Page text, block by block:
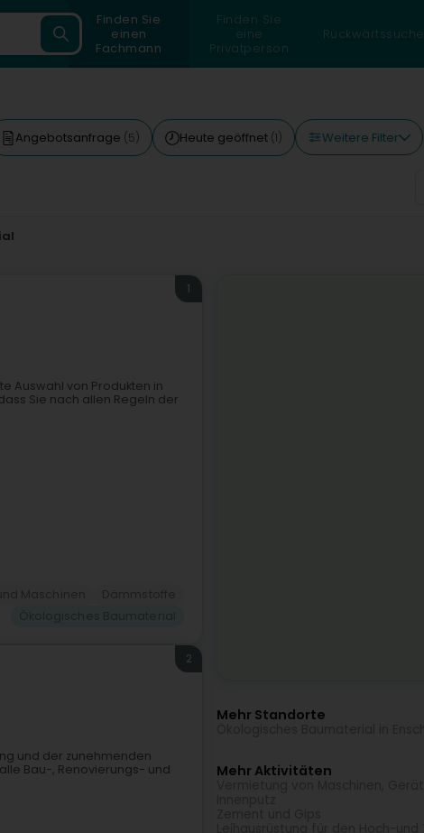
Finden Sie
einen
Fachmann
Finden Sie
eine
Privatperson
Rückwärtssuche
Angebotsanfrage (5) Heute geöffnet (1) Weitere Filter
1
Auswahl von Produkten in
Sie nach allen Regeln der
2
und der zunehmenden
Bau-, Renovierungs- und
Mehr Standorte
Mehr Aktivitäten